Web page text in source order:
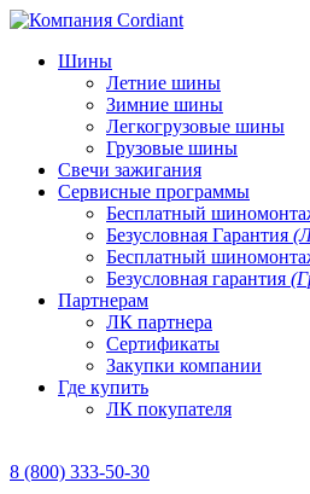
Шины
Летние шины
Зимние шины
Легкогрузовые шины
Грузовые шины
Свечи зажигания
Сервисные программы
Бесплатный
Безусловная Гарантия
Бесплатный
Безусловная гарантия
Партнерам
ЛК партнера
Сертификаты
Закупки компании
Где купить
ЛК покупателя
8 (800) 333-50-30